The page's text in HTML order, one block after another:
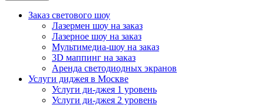
Заказ светового шоу
Лазермен шоу на заказ
Лазерное шоу на заказ
Мультимедиа-шоу на заказ
3D маппинг на заказ
Аренда светодиодных экранов
Услуги диджея в Москве
Услуги ди-джея 1 уровень
Услуги ди-джея 2 уровень